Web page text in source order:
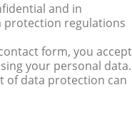
and in
protection regulations
form, you accept
your personal data.
of data protection can